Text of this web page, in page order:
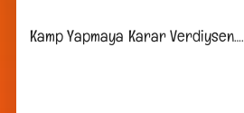
Kamp Yapmaya Karar Verdiysen….